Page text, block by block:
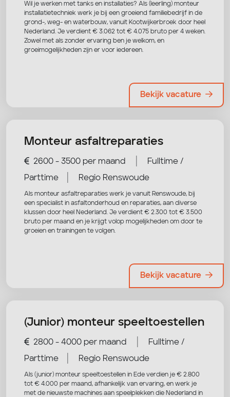
Wil je werken met tanks en installaties? Als (leerling) monteur
installatietechniek werk je bij een groeiend familiebedrijf in de
grond-, weg- en waterbouw, vanuit Kootwijkerbroek door heel
Nederland. Je verdient € 3.062 tot € 4.075 bruto per 4 weken.
Zowel met als zonder ervaring ben je welkom, en
groeimogelijkheden zijn er voor iedereen.
Bekijk vacature
Monteur asfaltreparaties
2600 - 3500 per maand
Fulltime /
Parttime
Regio Renswoude
Als monteur asfaltreparaties werk je vanuit Renswoude, bij
een specialist in asfaltonderhoud en reparaties, aan diverse
klussen door heel Nederland. Je verdient € 2.300 tot € 3.500
bruto per maand en je krijgt volop mogelijkheden om door te
groeien en trainingen te volgen.
Bekijk vacature
(Junior) monteur speeltoestellen
2800 - 4000 per maand
Fulltime /
Parttime
Regio Renswoude
Als (junior) monteur speeltoestellen in Ede verdien je € 2.800
tot € 4.000 per maand, afhankelijk van ervaring, en werk je
met de nieuwste machines aan speelplekken die Nederland in